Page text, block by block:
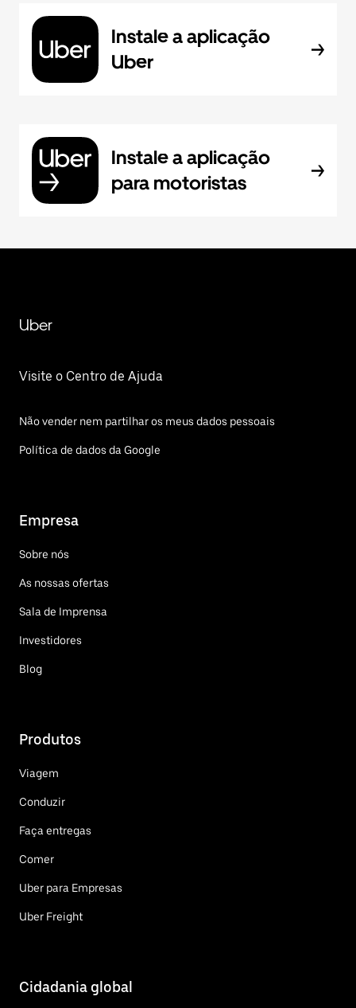
Instale a aplicação
Uber
Instale a aplicação
para motoristas
Uber
Visite o Centro de Ajuda
Não vender nem partilhar os meus dados pessoais
Política de dados da Google
Empresa
Sobre nós
As nossas ofertas
Sala de Imprensa
Investidores
Blog
Produtos
Viagem
Conduzir
Faça entregas
Comer
Uber para Empresas
Uber Freight
Cidadania global